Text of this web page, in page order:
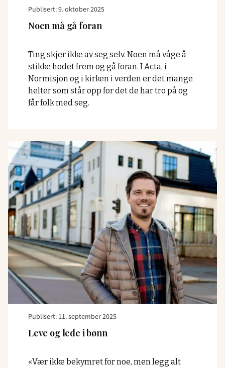
Publisert: 9. oktober 2025
Noen må gå foran
Ting skjer ikke av seg selv. Noen må våge å
stikke hodet frem og gå foran. I Acta, i
Normisjon og i kirken i verden er det mange
helter som står opp for det de har tro på og
får folk med seg.
Publisert: 11. september 2025
Leve og lede i bønn
«Vær ikke bekymret for noe, men legg alt
Read
article
"Leve
og
lede
i
bønn"